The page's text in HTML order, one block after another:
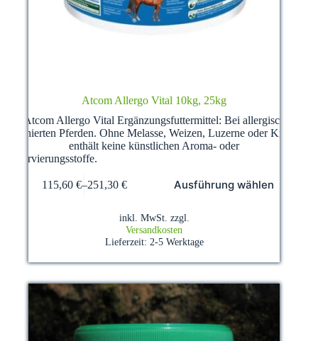
Atcom Allergo Vital 10kg, 25kg
Atcom Allergo Vital Ergänzungsfuttermittel: Bei allergisch
disponierten Pferden. Ohne Melasse, Weizen, Luzerne oder Kräuter,
enthält keine künstlichen Aroma- oder
115,60 €–251,30 € Ausführung wählen
Produkt
Optionen
Produktseite
inkl. MwSt. zzgl.
Versandkosten
Lieferzeit: 2-5 Werktage